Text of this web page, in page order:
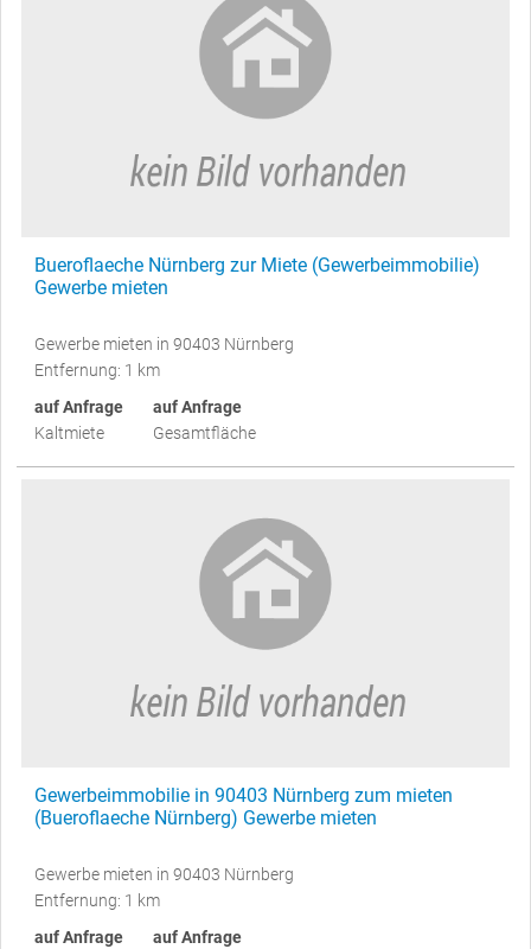
Bueroflaeche Nürnberg zur Miete (Gewerbeimmobilie)
Gewerbe mieten
Gewerbe mieten in 90403 Nürnberg
Entfernung: 1 km
auf Anfrage
Kaltmiete
auf Anfrage
Gesamtfläche
Gewerbeimmobilie in 90403 Nürnberg zum mieten
(Bueroflaeche Nürnberg) Gewerbe mieten
Gewerbe mieten in 90403 Nürnberg
Entfernung: 1 km
auf Anfrage
auf Anfrage